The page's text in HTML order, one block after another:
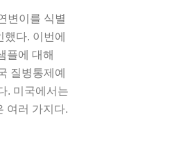
변이를 식별
다. 이번에
플에 대해
질병통제예
. 미국에서는
여러 가지다.